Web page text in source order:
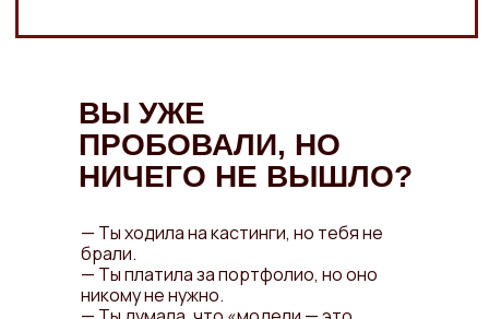
ВЫ УЖЕ
ПРОБОВАЛИ, НО
НИЧЕГО НЕ ВЫШЛО?
— Ты ходила на кастинги, но тебя не
брали.
— Ты платила за портфолио, но оно
никому не нужно.